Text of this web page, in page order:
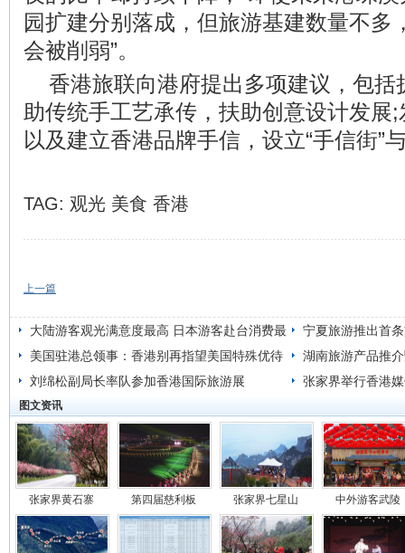
园扩建分别落成，但旅游基建数量不多
会被削弱”。
香港旅联向港府提出多项建议，包
助传统手工艺承传，扶助创意设计发展
以及建立香港品牌手信，设立“手信街”
TAG: 观光 美食 香港
上一篇
大陆游客观光满意度最高 日本游客赴台消费最
给力
宁夏旅游推出首
美国驻港总领事：香港别再指望美国特殊优待
湖南旅游产品推
办
刘绵松副局长率队参加香港国际旅游展
张家界举行香港
图文资讯
张家界黄石寨 第四届慈利板 张家界七星山 中外游客武陵